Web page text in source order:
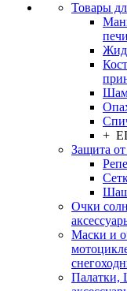
Товары
печи
+
Защита
Очки
Маски и
Палатки,